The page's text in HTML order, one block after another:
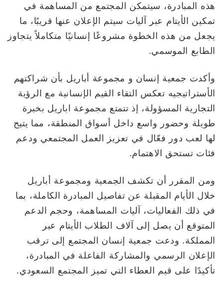
هذه المبادرة، سيتمكن المجتمع من المساهمة في
تمكين الأيتام عبر آليات سيتم الإعلان عنها قريبًا، ما
يجعل من هذه الخطوة مشروعًا إنسانيًا متكاملاً يتجاوز
الطابع الموسمي.
وأكدت جمعية إنسان و مجموعة أباريل بأن شراكتهم
الأستراتيجيه تعكس التقاء القيم الإنسانية مع الرؤية
التجارية المسؤولة، إذ تتمتع مجموعة اباريل بخبرة
طويلة وحضور واسع داخل أسواق المنطقة، مما يتيح
لها لعب دور فعّال في تعزيز العمل المجتمعي ودعم
فئات تستحق الاهتمام.
ومن المقرر أن تكشف الجمعية ومجموعة أباريل
خلال الأيام المقبلة عن تفاصيل المبادرة الكاملة، بما
في ذلك الفعاليات، آليات المساهمة، وحجم الدعم
المتوقع أن يصل إلى آلاف الطلاب الأيتام عبر
المملكة. ودعت جمعية إنسان المجتمع إلى ترقب
الإعلان الرسمي والمشاركة الفاعلة في المبادرة،
تأكيدًا على قيم العطاء التي تميز المجتمع السعودي.